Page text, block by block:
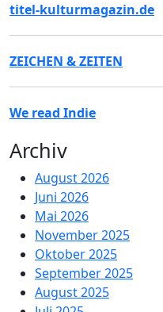
titel-kulturmagazin.de
ZEICHEN & ZEITEN
We read Indie
Archiv
August 2026
Juni 2026
Mai 2026
November 2025
Oktober 2025
September 2025
August 2025